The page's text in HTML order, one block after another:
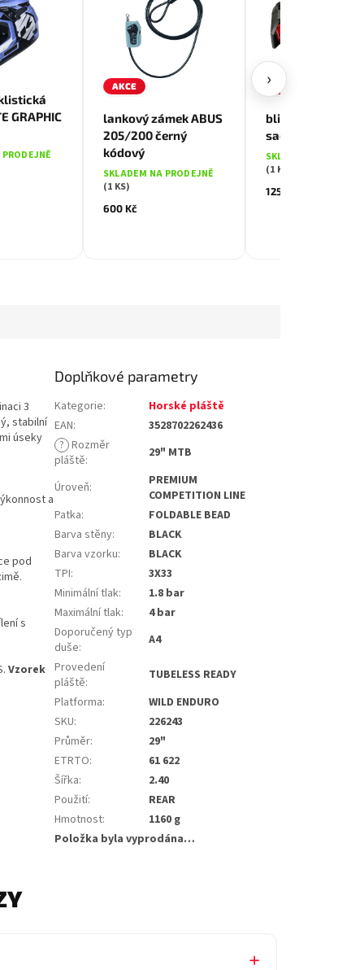
GRAPHIC
AKCE
lankový zámek ABUS
205/200 černý
kódový
SKLADEM NA PRODEJNĚ
(1 KS)
600 Kč
AKCE
blikačky MAX1
sada 2 ks černé
SKLADEM NA
(1 KS)
125 Kč
›
3
stabilní
úseky
a
pod
s
Vzorek
Doplňkové parametry
Kategorie:
Horské pláště
EAN:
3528702262436
? Rozměr
pláště: 29" MTB
Úroveň:
PREMIUM
COMPETITION LINE
Patka:
FOLDABLE BEAD
Barva stěny:
BLACK
Barva vzorku:
BLACK
TPI:
3X33
Minimální tlak:
1.8 bar
Maximální tlak:
4 bar
Doporučený typ
duše:
A4
Provedení
pláště:
TUBELESS READY
Platforma:
WILD ENDURO
SKU:
226243
Průměr:
29"
ETRTO:
61 622
Šířka:
2.40
Použití:
REAR
Hmotnost:
1160 g
Položka byla vyprodána…